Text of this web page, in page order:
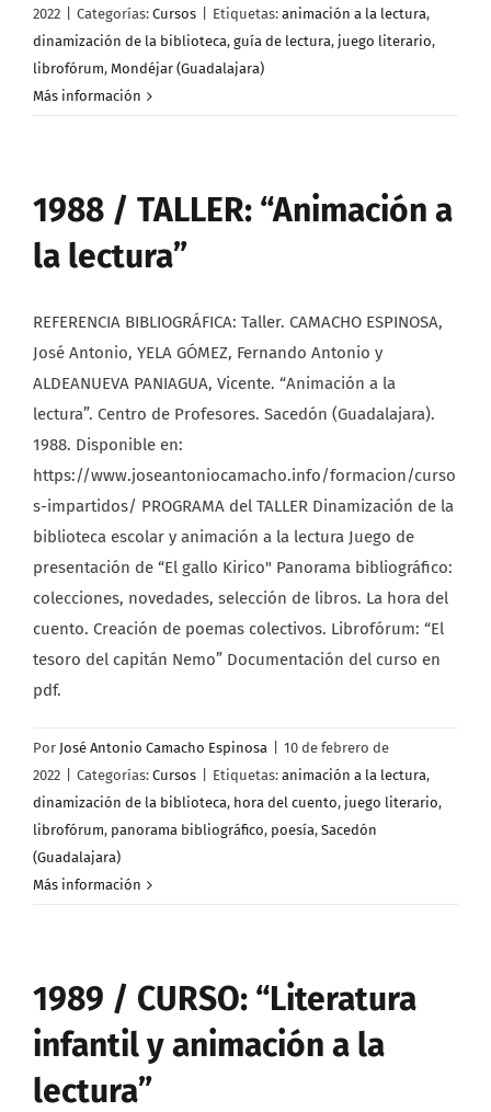
2022
Categorías: Cursos Etiquetas: animación a la lectura,
dinamización de la biblioteca, guía de lectura, juego literario,
librofórum, Mondéjar (Guadalajara)
Más información
1988 / TALLER: “Animación a
la lectura”
REFERENCIA BIBLIOGRÁFICA: Taller. CAMACHO ESPINOSA,
José Antonio, YELA GÓMEZ, Fernando Antonio y
ALDEANUEVA PANIAGUA, Vicente. “Animación a la
lectura”. Centro de Profesores. Sacedón (Guadalajara).
1988. Disponible en:
https://www.joseantoniocamacho.info/formacion/curso
s-impartidos/ PROGRAMA del TALLER Dinamización de la
biblioteca escolar y animación a la lectura Juego de
presentación de “El gallo Kirico" Panorama bibliográfico:
colecciones, novedades, selección de libros. La hora del
cuento. Creación de poemas colectivos. Librofórum: “El
tesoro del capitán Nemo” Documentación del curso en
pdf.
Por José Antonio Camacho Espinosa
10 de febrero de
2022
Categorías: Cursos Etiquetas: animación a la lectura,
dinamización de la biblioteca, hora del cuento, juego literario,
librofórum, panorama bibliográfico, poesía, Sacedón
(Guadalajara)
Más información
1989 / CURSO: “Literatura
infantil y animación a la
lectura”